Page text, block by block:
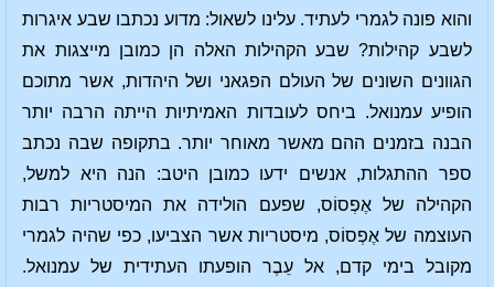
והוא פונה לגמרי לעתיד. עלינו לשאול: מדוע נכתבו שבע איגרות
לשבע קהילות? שבע הקהילות האלה הן כמובן מייצגות את
הגוונים השונים של העולם הפגאני ושל היהדות, אשר מתוכם
הופיע עמנואל. ביחס לעובדות האמיתיות הייתה הרבה יותר
הבנה בזמנים ההם מאשר מאוחר יותר. בתקופה שבה נכתב
ספר ההתגלות, אנשים ידעו כמובן היטב: הנה היא למשל,
הקהילה של אֶפְסוֹס, שפעם הולידה את המיסטריות רבות
העוצמה של אֶפְסוֹס, מיסטריות אשר הצביעו, כפי שהיה לגמרי
מקובל בימי קדם, אל עֵבֶר הופעתו העתידית של עמנואל.